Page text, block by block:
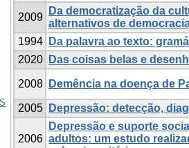
2009
Da democratização da
alternativos de
1994
Da palavra ao texto:
2020
Das coisas belas e
2008 Demência na doença de
2005 Depressão: detecção,
2006
Depressão e suporte
adultos: um estudo